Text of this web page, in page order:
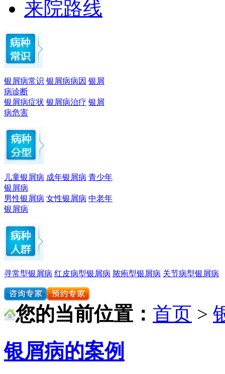
来院路线
银屑病常识 银屑病病因 银屑
病诊断
银屑病症状 银屑病治疗 银屑
病危害
儿童银屑病 成年银屑病 青少年
银屑病
男性银屑病 女性银屑病 中老年
银屑病
寻常型银屑病 红皮病型银屑病 脓疱型银屑病 关节病型银屑病
您的当前位置： 首页 >
银屑病的案例